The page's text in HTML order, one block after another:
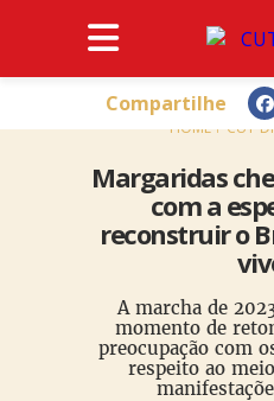
HOME CUT-
Margaridas
com a
reconstruir o
A marcha de
momento de
preocupação com
respeito ao
Compartilhe